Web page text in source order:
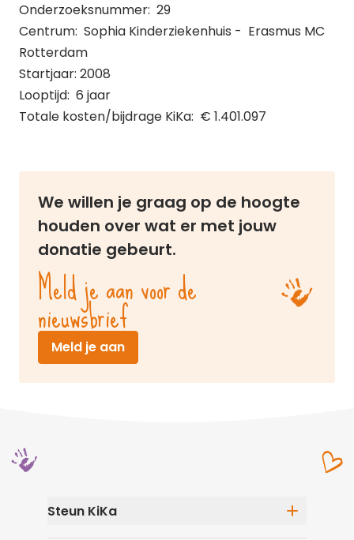
Onderzoeksnummer: 29
Centrum: Sophia Kinderziekenhuis - Erasmus MC
Rotterdam
Startjaar: 2008
Looptijd: 6 jaar
Totale kosten/bijdrage KiKa: € 1.401.097
We willen je graag op de hoogte
houden over wat er met jouw
donatie gebeurt.
Meld je aan voor de
nieuwsbrief
Meld je aan(opent in nieuw venster)
Steun KiKa